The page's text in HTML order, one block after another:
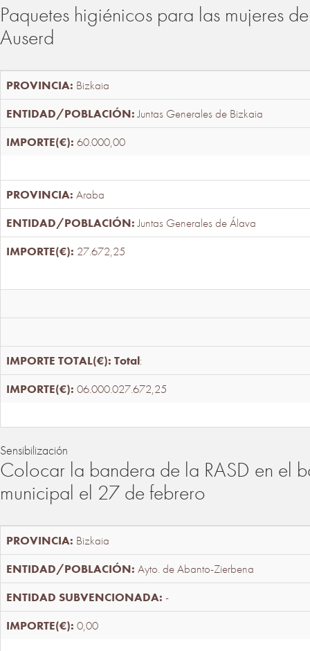
Paquetes higiénicos para las mujeres
Auserd
Bizkaia
Juntas Generales de Bizkaia
60.000,00
Araba
Juntas Generales de Álava
27.672,25
Total:
06.000.027.672,25
Sensibilización
Colocar la bandera de la RASD en el
municipal el 27 de febrero
Bizkaia
Ayto. de Abanto-Zierbena
-
0,00